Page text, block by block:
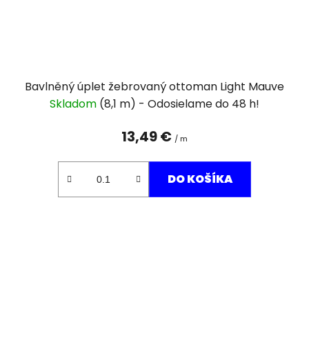
Bavlněný úplet žebrovaný ottoman Light Mauve
Skladom (8,1 m)
13,49 € / m
DO KOŠÍKA